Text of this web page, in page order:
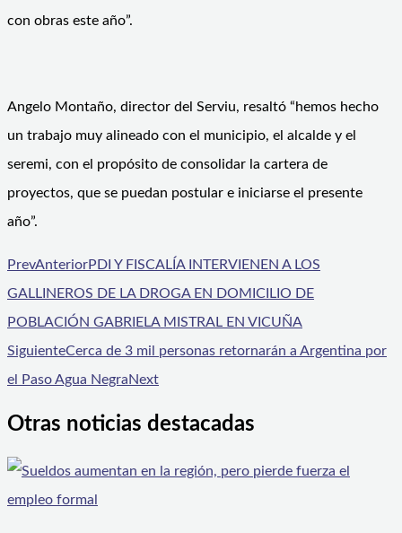
con obras este año”.
Angelo Montaño, director del Serviu, resaltó “hemos hecho
un trabajo muy alineado con el municipio, el alcalde y el
seremi, con el propósito de consolidar la cartera de
proyectos, que se puedan postular e iniciarse el presente
año”.
PrevAnteriorPDI Y FISCALÍA INTERVIENEN A LOS
GALLINEROS DE LA DROGA EN DOMICILIO DE
POBLACIÓN GABRIELA MISTRAL EN VICUÑA
SiguienteCerca de 3 mil personas retornarán a Argentina por
el Paso Agua NegraNext
Otras noticias destacadas